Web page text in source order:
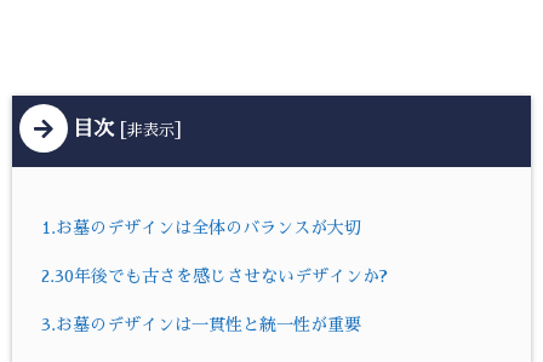
目次 非表示
1.お墓のデザインは全体のバランスが大切
2.30年後でも古さを感じさせないデザインか?
3.お墓のデザインは一貫性と統一性が重要